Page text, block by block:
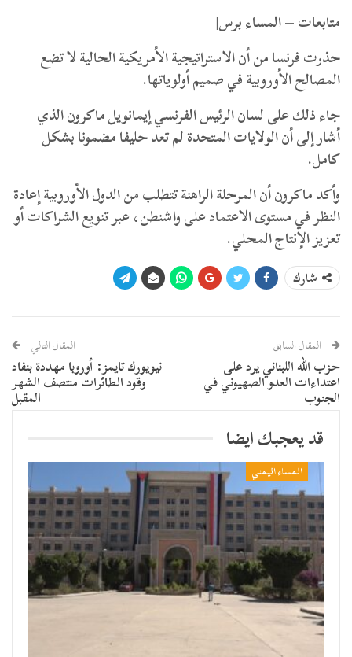
متابعات – المساء برس|
حذرت فرنسا من أن الاستراتيجية الأمريكية الحالية لا تضع
المصالح الأوروبية في صميم أولوياتها.
جاء ذلك على لسان الرئيس الفرنسي إيمانويل ماكرون الذي
أشار إلى أن الولايات المتحدة لم تعد حليفا مضمونا بشكل
كامل.
وأكد ماكرون أن المرحلة الراهنة تتطلب من الدول الأوروبية إعادة
النظر في مستوى الاعتماد على واشنطن، عبر تنويع الشراكات أو
تعزيز الإنتاج المحلي.
شارك
المقال السابق
حزب الله اللبناني يرد على
اعتداءات العدو الصهيوني في
الجنوب
المقال التالي
نيويورك تايمز: أوروبا مهددة بنفاد
وقود الطائرات منتصف الشهر
المقبل
قد يعجبك ايضا
المساء اليمني